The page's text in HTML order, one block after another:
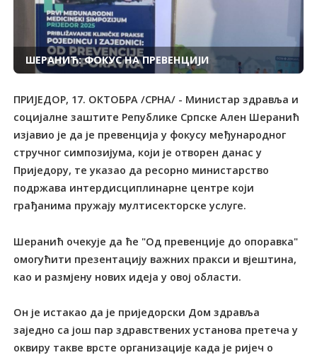
ШЕРАНИЋ: ФОКУС НА ПРЕВЕНЦИЈИ
ПРИЈЕДОР, 17. ОКТОБРА /СРНА/ - Министар здравља и
социјалне заштите Републике Српске Ален Шеранић
изјавио је да је превенција у фокусу међународног
стручног симпозијума, који је отворен данас у
Приједору, те указао да ресорно министарство
подржава интердисциплинарне центре који
грађанима пружају мултисекторске услуге.
Шеранић очекује да ће "Од превенције до опоравка"
омогућити презентацију важних пракси и вјештина,
као и размјену нових идеја у овој области.
Он је истакао да је приједорски Дом здравља
заједно са још пар здравствених установа претеча у
оквиру такве врсте организације када је ријеч о